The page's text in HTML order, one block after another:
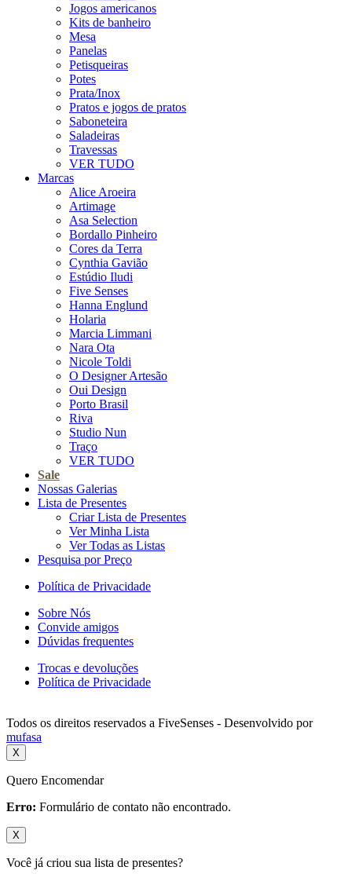
Jogos americanos
Kits de banheiro
Mesa
Panelas
Petisqueiras
Potes
Prata/Inox
Pratos e jogos de pratos
Saboneteira
Saladeiras
Travessas
VER TUDO
Marcas
Alice Aroeira
Artimage
Asa Selection
Bordallo Pinheiro
Cores da Terra
Cynthia Gavião
Estúdio Iludi
Five Senses
Hanna Englund
Holaria
Marcia Limmani
Nara Ota
Nicole Toldi
O Designer Artesão
Oui Design
Porto Brasil
Riva
Studio Nun
Traço
VER TUDO
Sale
Nossas Galerias
Lista de Presentes
Criar Lista de Presentes
Ver Minha Lista
Ver Todas as Listas
Pesquisa por Preço
Política de Privacidade
Sobre Nós
Convide amigos
Dúvidas frequentes
Trocas e devoluções
Política de Privacidade
Todos os direitos reservados a FiveSenses - Desenvolvido por
mufasa
X
Quero Encomendar
Erro: Formulário de contato não encontrado.
X
Você já criou sua lista de presentes?